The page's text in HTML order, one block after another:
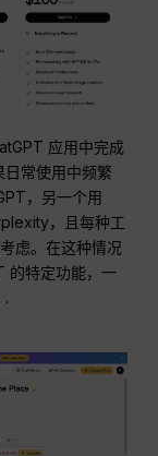
应用中完成
常使用中频繁
，另一个用
，且每种工
虑。在这种情况
的特定功能，一
.